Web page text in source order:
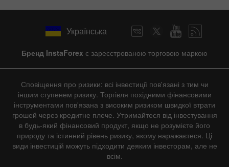
Українська
Бренд InstaForex є зареєстрованою торговою маркою
Сповіщення про ризики: всі інвестиції пов'язані з тим чи
іншим ступенем ризику. Торгівля похідними фінансовими
інструментами пов'язана з високим ризиком швидкої втрати
грошей через кредитне плече. Утримайтеся від інвестування
в будь-який фінансовий продукт, якщо не розумієте його
природу та істинний рівень ризику, якому наражаєтеся. Ці
види інвестицій можуть підходити деяким інвесторам, але не
всім.